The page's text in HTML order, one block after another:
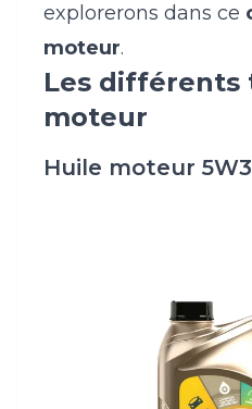
explorerons dans ce
moteur.
Les différents
moteur
Huile moteur